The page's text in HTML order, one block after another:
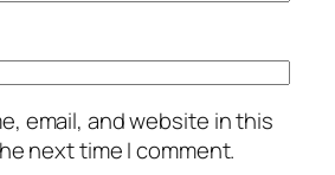
email, and website in this
next time I comment.